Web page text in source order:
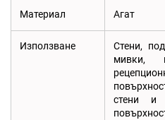
Материал Агат
Използване
Стени,
мивки,
стени и